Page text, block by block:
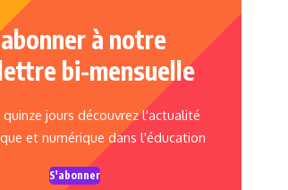
à notre
bi-mensuelle
quinze jours découvrez l'actualité
et numérique dans l'éducation
S'abonner